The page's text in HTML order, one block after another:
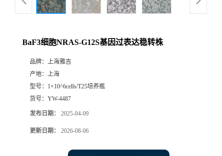
BaF3细胞NRAS-G12S基因过表达稳转株
品牌： 上海雅吉
产地： 上海
型号： 1×10^6cells/T25培养瓶
货号： YW-4487
发布日期： 2025-04-09
更新日期： 2026-08-06